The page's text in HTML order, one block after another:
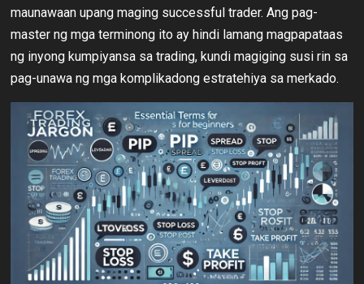
maunawaan upang maging successful trader. Ang pag-
master ng mga terminong ito ay hindi lamang magpapataas
ng inyong kumpiyansa sa trading, kundi magiging susi rin sa
pag-unawa ng mga komplikadong estratehiya sa merkado.